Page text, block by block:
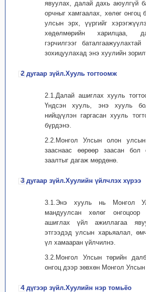
явуулах, далай дахь аюулгүй
орчныг хамгаалах, хөлөг онгоц
улсын эрх, үүргийг
хөдөлмөрийн харилцаа,
гэрчилгээг баталгаажуулахтай
зохицуулахад энэ хуулийн
2 дугаар зүйл.Хууль тогтоомж
2.1.Далай ашиглах хууль
Үндсэн хууль, энэ хууль
нийцүүлэн гаргасан хууль
бүрдэнэ.
2.2.Монгол Улсын олон улсын
зааснаас өөрөөр заасан бол
заалтыг дагаж мөрдөнө.
3 дугаар зүйл.Хуулийн үйлчлэх хүрээ
3.1.Энэ хууль нь Монгол
мандуулсан хөлөг
ашиглах үйл ажиллагаа
этгээдэд улсын харьяалал,
үл хамааран үйлчилнэ.
3.2.Монгол Улсын төрийн
онгоц дээр зөвхөн Монгол
4 дүгээр зүйл.Хуулийн нэр томьёо